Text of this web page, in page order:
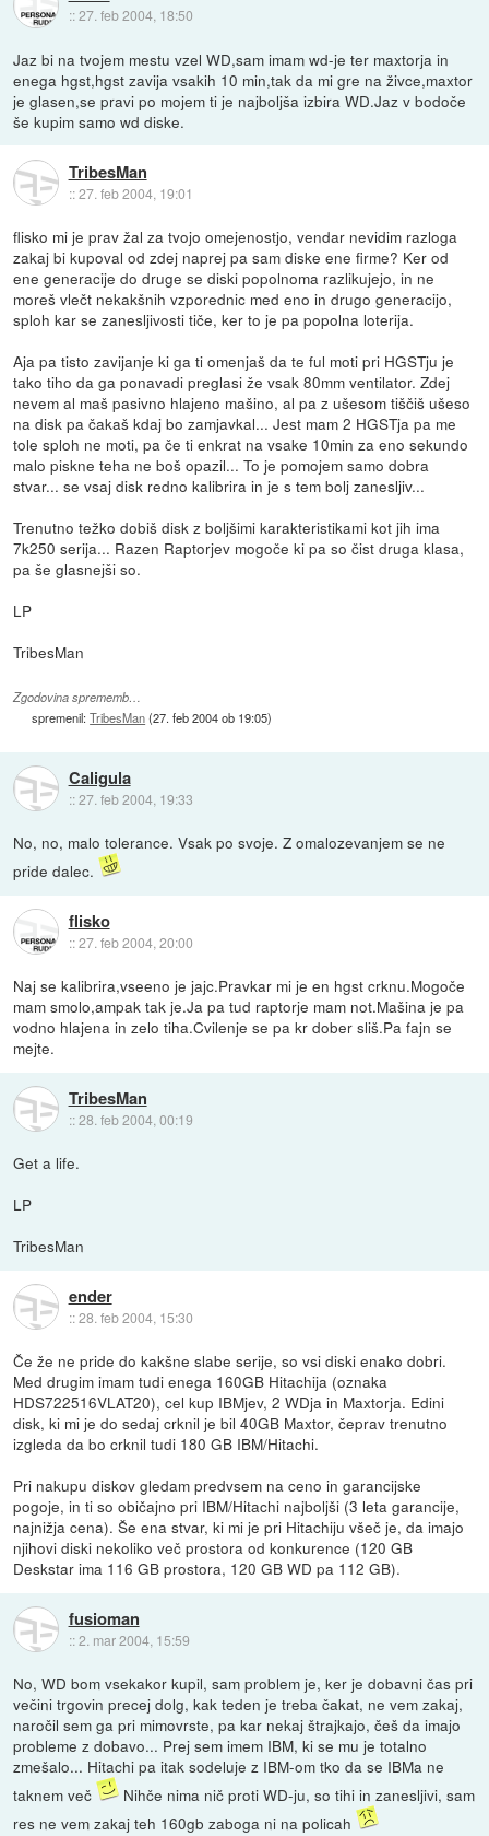
::27. feb 2004, 18:50
Jaz bi na tvojem mestu vzel WD,sam imam wd-je ter maxtorja in
enega hgst,hgst zavija vsakih 10 min,tak da mi gre na živce,maxtor
je glasen,se pravi po mojem ti je najboljša izbira WD.Jaz v bodoče
še kupim samo wd diske.
TribesMan
::27. feb 2004, 19:01
flisko mi je prav žal za tvojo omejenostjo, vendar nevidim razloga
zakaj bi kupoval od zdej naprej pa sam diske ene firme? Ker od
ene generacije do druge se diski popolnoma razlikujejo, in ne
moreš vlečt nekakšnih vzporednic med eno in drugo generacijo,
sploh kar se zanesljivosti tiče, ker to je pa popolna loterija.
Aja pa tisto zavijanje ki ga ti omenjaš da te ful moti pri HGSTju je
tako tiho da ga ponavadi preglasi že vsak 80mm ventilator. Zdej
nevem al maš pasivno hlajeno mašino, al pa z ušesom tiščiš ušeso
na disk pa čakaš kdaj bo zamjavkal... Jest mam 2 HGSTja pa me
tole sploh ne moti, pa če ti enkrat na vsake 10min za eno sekundo
malo piskne teha ne boš opazil... To je pomojem samo dobra
stvar... se vsaj disk redno kalibrira in je s tem bolj zanesljiv...
Trenutno težko dobiš disk z boljšimi karakteristikami kot jih ima
7k250 serija... Razen Raptorjev mogoče ki pa so čist druga klasa,
pa še glasnejši so.
LP
TribesMan
Zgodovina sprememb…
spremenil:TribesMan(27. feb 2004 ob 19:05)
Caligula
::27. feb 2004, 19:33
No, no, malo tolerance. Vsak po svoje. Z omalozevanjem se ne
pride dalec.
flisko
::27. feb 2004, 20:00
Naj se kalibrira,vseeno je jajc.Pravkar mi je en hgst crknu.Mogoče
mam smolo,ampak tak je.Ja pa tud raptorje mam not.Mašina je pa
vodno hlajena in zelo tiha.Cvilenje se pa kr dober sliš.Pa fajn se
mejte.
TribesMan
::28. feb 2004, 00:19
Get a life.
LP
TribesMan
ender
::28. feb 2004, 15:30
Če že ne pride do kakšne slabe serije, so vsi diski enako dobri.
Med drugim imam tudi enega 160GB Hitachija (oznaka
HDS722516VLAT20), cel kup IBMjev, 2 WDja in Maxtorja. Edini
disk, ki mi je do sedaj crknil je bil 40GB Maxtor, čeprav trenutno
izgleda da bo crknil tudi 180 GB IBM/Hitachi.
Pri nakupu diskov gledam predvsem na ceno in garancijske
pogoje, in ti so običajno pri IBM/Hitachi najboljši (3 leta garancije,
najnižja cena). Še ena stvar, ki mi je pri Hitachiju všeč je, da imajo
njihovi diski nekoliko več prostora od konkurence (120 GB
Deskstar ima 116 GB prostora, 120 GB WD pa 112 GB).
fusioman
::2. mar 2004, 15:59
No, WD bom vsekakor kupil, sam problem je, ker je dobavni čas pri
večini trgovin precej dolg, kak teden je treba čakat, ne vem zakaj,
naročil sem ga pri mimovrste, pa kar nekaj štrajkajo, češ da imajo
probleme z dobavo... Prej sem imem IBM, ki se mu je totalno
zmešalo... Hitachi pa itak sodeluje z IBM-om tko da se IBMa ne
taknem več
Nihče nima nič proti WD-ju, so tihi in zanesljivi, sam
res ne vem zakaj teh 160gb zaboga ni na policah